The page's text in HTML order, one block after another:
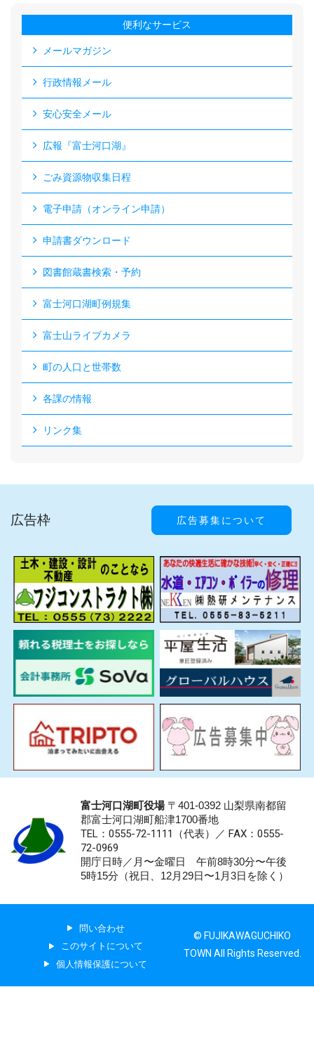
便利なサービス
メールマガジン
行政情報メール
安心安全メール
広報『富士河口湖』
ごみ資源物収集日程
電子申請（オンライン申請）
申請書ダウンロード
図書館蔵書検索・予約
富士河口湖町例規集
富士山ライブカメラ
町の人口と世帯数
各課の情報
リンク集
広告枠 広告募集について
富士河口湖町役場〒401-0392 山梨県南都留
郡富士河口湖町船津1700番地
TEL：0555-72-1111 （代表）／ FAX：0555-
72-0969
開庁日時／月〜金曜日 午前8時30分〜午後
5時15分（祝日、12月29日〜1月3日を除く）
問い合わせ
このサイトについて
個人情報保護について
© FUJIKAWAGUCHIKO
TOWN All Rights Reserved.